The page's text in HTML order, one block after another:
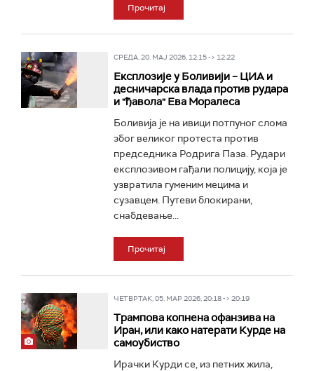
Прочитај
СРЕДА, 20. МАЈ 2026, 12:15 -> 12:22
Експлозије у Боливији – ЦИА и
десничарска влада против рудара
и "ђавола" Ева Моралеса
Боливија је на ивици потпуног слома
због великог протеста против
председника Родрига Паза. Рудари
експлозивом гађали полицију, која је
узвратила гуменим мецима и
сузавцем. Путеви блокирани,
снабдевање...
Прочитај
ЧЕТВРТАК, 05. МАР 2026, 20:18 -> 20:19
Трампова копнена офанзива на
Иран, или како натерати Курде на
самоубиство
Ирачки Курди се, из петних жила,